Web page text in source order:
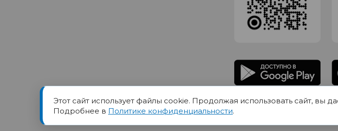
Товарный знак ПОРТ принадлежит Обществу с Ограниченной
Юр.адрес 420012 Казань переулок
Этот сайт использует файлы cookie. Продолжая использовать сайт, вы
Подробнее в Политике конфиденциальности.